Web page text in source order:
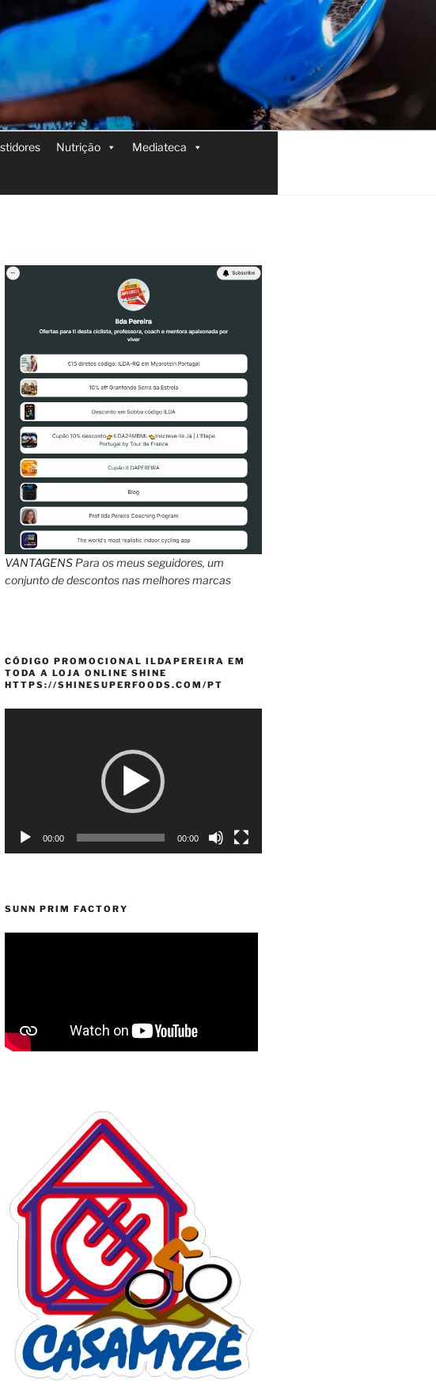
Nutrição Mediateca
VANTAGENSPara os meus seguidores, um
conjunto de descontos nas melhores marcas
CÓDIGO PROMOCIONAL ILDAPEREIRA EM
TODA A LOJA ONLINE SHINE
HTTPS://SHINESUPERFOODS.COM/PT
00:00 00:00
SUNN PRIM FACTORY